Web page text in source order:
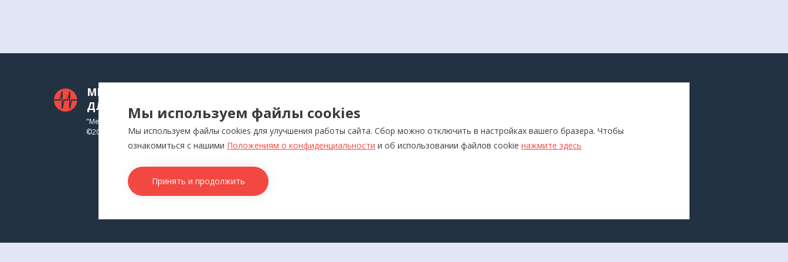
МЕДТЕХНИКА
ДЛЯ ВАС
"Медтехника для Вас"
©2026
Приборы для самоконтроля
Ингаляторы
Физиотерапевтические аппараты
Аппликаторы
Изделия медназначения
Слуховые аппараты и усилители
звука
Бренды
Мы используем файлы cookies
Мы используем файлы cookies для улучшения работы сайта. Сбор можно отключить в настройках вашего бразера. Чтобы
ознакомиться с нашими Положениям о конфиденциальности и об использовании файлов cookie нажмите здесь
Принять и продолжить